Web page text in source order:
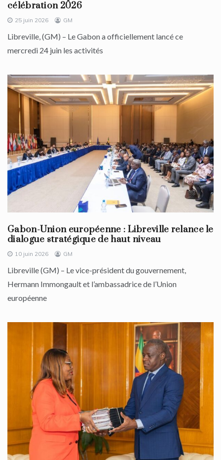
célébration 2026
25 juin 2026 GM
Libreville, (GM) – Le Gabon a officiellement lancé ce
mercredi 24 juin les activités
Gabon-Union européenne : Libreville relance le
dialogue stratégique de haut niveau
10 juin 2026 GM
Libreville (GM) – Le vice-président du gouvernement,
Hermann Immongault et l’ambassadrice de l’Union
européenne